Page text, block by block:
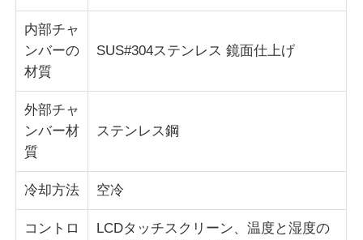
生地試験機
温度および湿気のコントローラー
硬度のテスター
内部チャ
ンバーの
材質
SUS#304ステンレス 鏡面仕上げ
外部チャ
ンバー材
質
ステンレス鋼
冷却方法 空冷
コントロ
LCDタッチスクリーン、温度と湿度の